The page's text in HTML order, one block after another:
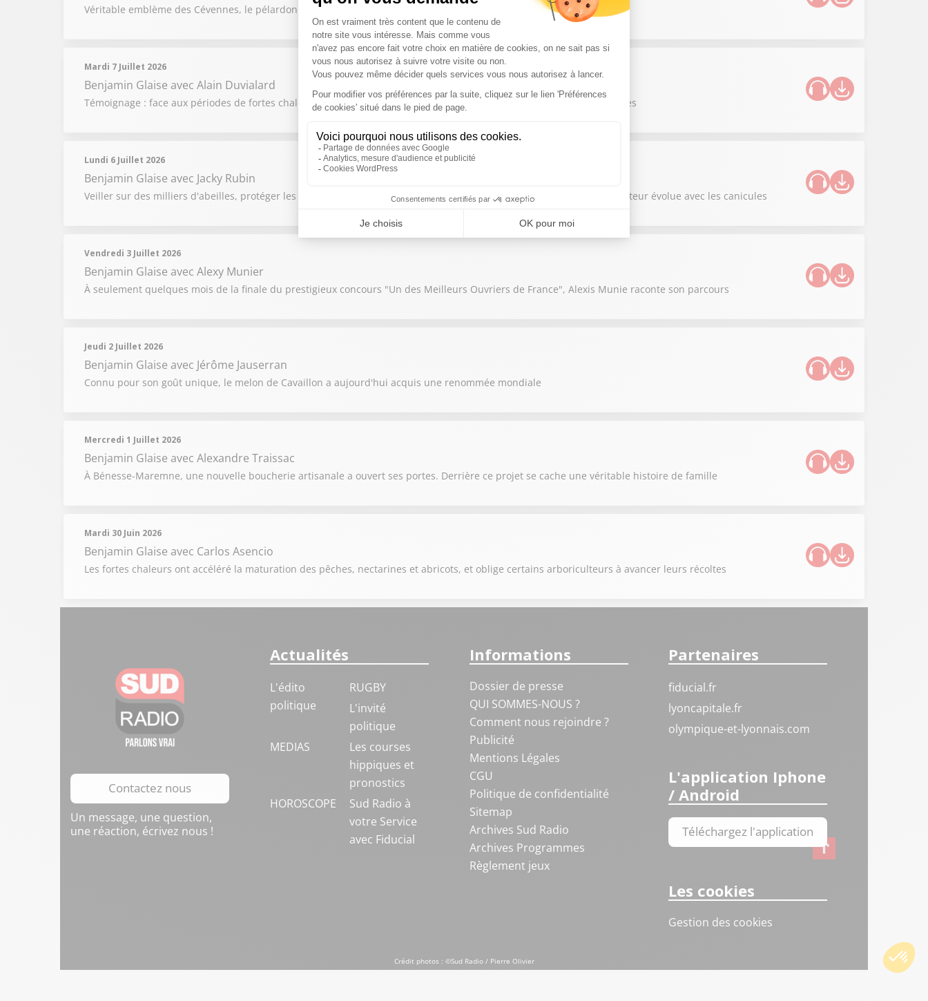
Véritable emblème des Cévennes, le pélardon raconte à lui seul le savoir-faire de toute une région
Mardi 7 Juillet 2026
Benjamin Glaise avec Alain Duvialard
Témoignage : face aux périodes de fortes chaleurs, les éleveurs et agriculteurs s'adaptent en modifiant leurs pratiques
Lundi 6 Juillet 2026
Benjamin Glaise avec Jacky Rubin
Veiller sur des milliers d'abeilles, protéger les ruches et faire face à des récoltes de miel en baisse : le métier d'apiculteur évolue avec les canicules
Vendredi 3 Juillet 2026
Benjamin Glaise avec Alexy Munier
À seulement quelques mois de la finale du prestigieux concours "Un des Meilleurs Ouvriers de France", Alexis Munie raconte son parcours
Jeudi 2 Juillet 2026
Benjamin Glaise avec Jérôme Jauserran
Connu pour son goût unique, le melon de Cavaillon a aujourd'hui acquis une renommée mondiale
Mercredi 1 Juillet 2026
Benjamin Glaise avec Alexandre Traissac
À Bénesse-Maremne, une nouvelle boucherie artisanale a ouvert ses portes. Derrière ce projet se cache une véritable histoire de famille
Mardi 30 Juin 2026
Benjamin Glaise avec Carlos Asencio
Les fortes chaleurs ont accéléré la maturation des pêches, nectarines et abricots, et oblige certains arboriculteurs à avancer leurs récoltes
Contactez nous
Un message, une question,
une réaction, écrivez nous !
Actualités
L'édito
politique
RUGBY
L'invité
politique
MEDIAS
Les courses
hippiques et
pronostics
HOROSCOPE
Sud Radio à
votre Service
avec Fiducial
Informations
Dossier de presse
QUI SOMMES-NOUS ?
Comment nous rejoindre ?
Publicité
Mentions Légales
CGU
Politique de confidentialité
Sitemap
Archives Sud Radio
Archives Programmes
Règlement jeux
Partenaires
fiducial.fr
lyoncapitale.fr
olympique-et-lyonnais.com
L'application Iphone
/ Android
Téléchargez l'application
Les cookies
Gestion des cookies
Crédit photos : ©Sud Radio / Pierre Olivier